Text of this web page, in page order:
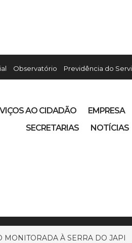
Observatório Previdência do
AO CIDADÃO EMPRESA
SECRETARIAS
NOTÍCIAS
MONITORADA À SERRA DO JAPI